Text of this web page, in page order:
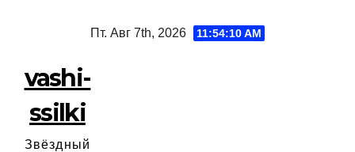
Пт. Авг 7th, 2026 11:54:12 AM
vashi-
ssilki
Звёздный